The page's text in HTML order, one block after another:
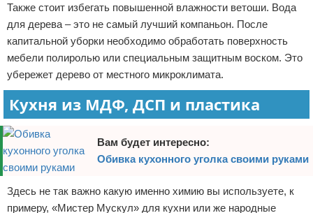
Также стоит избегать повышенной влажности ветоши. Вода
для дерева – это не самый лучший компаньон. После
капитальной уборки необходимо обработать поверхность
мебели полиролью или специальным защитным воском. Это
убережет дерево от местного микроклимата.
Кухня из МДФ, ДСП и пластика
Вам будет интересно:
Обивка кухонного уголка своими руками
Здесь не так важно какую именно химию вы используете, к
примеру, «Мистер Мускул» для кухни или же народные